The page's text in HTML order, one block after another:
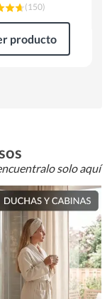
(150)
producto
solo aquí